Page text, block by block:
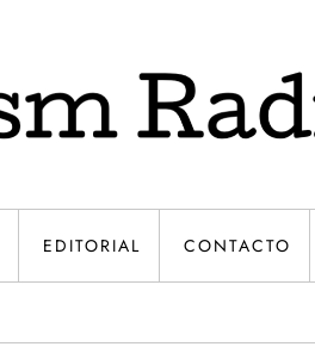
EDITORIAL CONTACTO